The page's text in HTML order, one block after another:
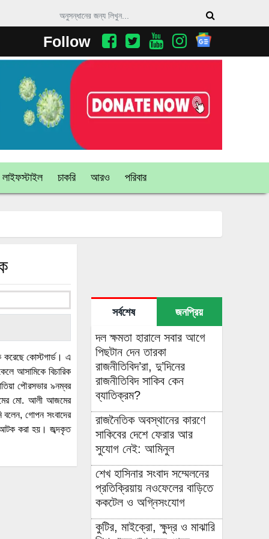
Follow
লাইফস্টাইল চাকরি আরও পরিবার
করেছে কোস্টগার্ড। এ
আসামিকে বিচারিক
পৌরসভার ৯নম্বর
মো. আলী আজমের
বলেন, গোপন সংবাদের
আটক করা হয়। জব্দকৃত
সর্বশেষ জনপ্রিয়
দল ক্ষমতা হারালে সবার আগে
পিছটান দেন তারকা
রাজনীতিবিদ’রা, দু’দিনের
রাজনীতিবিদ সাকিব কেন
ব্যাতিক্রম?
রাজনৈতিক অবস্থানের কারণে
সাকিবের দেশে ফেরার আর
সুযোগ নেই: আমিনুল
শেখ হাসিনার সংবাদ সম্মেলনের
প্রতিক্রিয়ায় নওফেলের বাড়িতে
ককটেল ও অগ্নিসংযোগ
কুটির, মাইক্রো, ক্ষুদ্র ও মাঝারি